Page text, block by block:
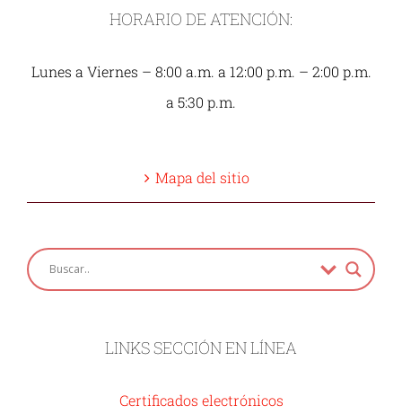
HORARIO DE ATENCIÓN:
Lunes a Viernes – 8:00 a.m. a 12:00 p.m. – 2:00 p.m.
a 5:30 p.m.
Mapa del sitio
LINKS SECCIÓN EN LÍNEA
Certificados electrónicos